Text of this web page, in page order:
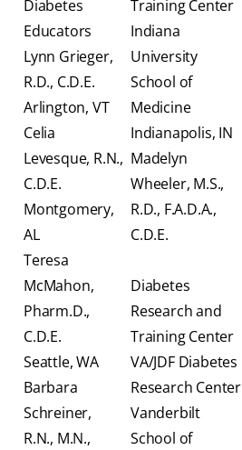
Diabetes
Educators
Lynn Grieger,
R.D., C.D.E.
Arlington, VT
Celia
Levesque, R.N.,
C.D.E.
Montgomery,
AL
Teresa
McMahon,
Pharm.D.,
C.D.E.
Seattle, WA
Barbara
Schreiner,
R.N., M.N.,
Training Center
Indiana
University
School of
Medicine
Indianapolis, IN
Madelyn
Wheeler, M.S.,
R.D., F.A.D.A.,
C.D.E.
Diabetes
Research and
Training Center
VA/JDF Diabetes
Research Center
Vanderbilt
School of